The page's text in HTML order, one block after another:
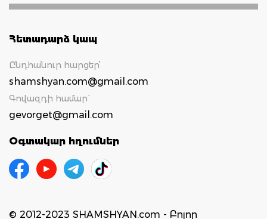
Հետադարձ կապ
Ընդհանուր հարցեր՝
shamshyan.com@gmail.com
Գովազդի համար`
gevorget@gmail.com
Օգտակար հղումներ
© 2012-2023 SHAMSHYAN.com - Բոլոր